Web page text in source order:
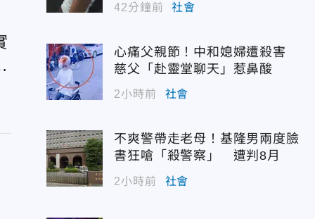
42分鐘前 社會
心痛父親節！中和媳婦遭殺害
慈父「赴靈堂聊天」惹鼻酸
2小時前 社會
不爽警帶走老母！基隆男兩度臉
書狂嗆「殺警察」 遭判8月
2小時前 社會